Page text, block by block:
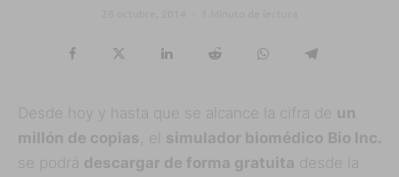
Desde hoy y hasta que se alcance la cifra de un
millón de copias , el simulador biomédico Bio Inc.
se podrá descargar de forma gratuita desde la